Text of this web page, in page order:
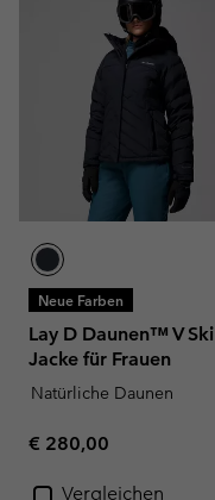
Neue Farben
Lay D Daunen™ V Ski
Jacke für Frauen
Natürliche Daunen
Regular price:
€ 280,00
Vergleichen